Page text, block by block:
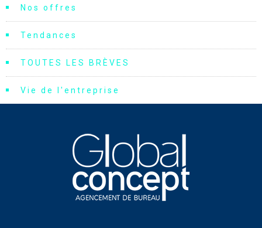
Nos offres
Tendances
TOUTES LES BRÈVES
Vie de l'entreprise